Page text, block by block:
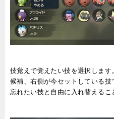
技覚えで覚えたい技を選択しま
候補、右側が今セットしている
忘れたい技と自由に入れ替えるこ